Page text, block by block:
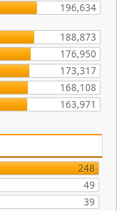
196,634
188,873
176,950
173,317
168,108
163,971
248
49
39